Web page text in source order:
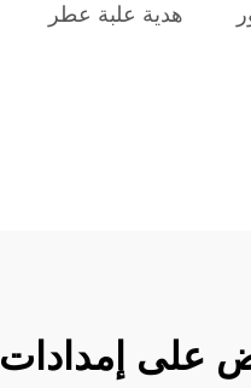
هدية علبة عطر
على إمدادات